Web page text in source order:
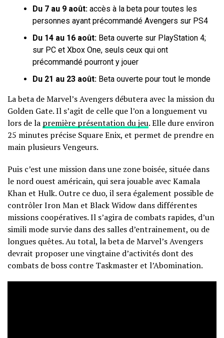
Du 7 au 9 août: accès à la beta pour toutes les
personnes ayant précommandé Avengers sur PS4
Du 14 au 16 août: Beta ouverte sur PlayStation 4;
sur PC et Xbox One, seuls ceux qui ont
précommandé pourront y jouer
Du 21 au 23 août: Beta ouverte pour tout le monde
La beta de Marvel’s Avengers débutera avec la mission du
Golden Gate. Il s’agit de celle que l’on a longuement vu
lors de la première présentation du jeu. Elle dure environ
25 minutes précise Square Enix, et permet de prendre en
main plusieurs Vengeurs.
Puis c’est une mission dans une zone boisée, située dans
le nord ouest américain, qui sera jouable avec Kamala
Khan et Hulk. Outre ce duo, il sera également possible de
contrôler Iron Man et Black Widow dans différentes
missions coopératives. Il s’agira de combats rapides, d’un
simili mode survie dans des salles d’entrainement, ou de
longues quêtes. Au total, la beta de Marvel’s Avengers
devrait proposer une vingtaine d’activités dont des
combats de boss contre Taskmaster et l’Abomination.